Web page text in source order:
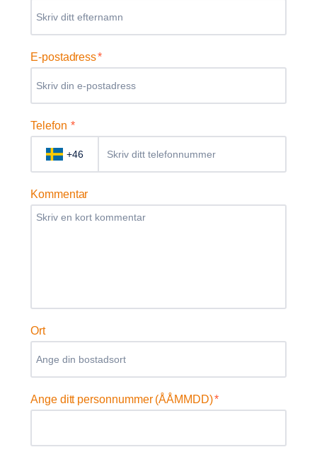
E-postadress*
+46
Telefon *
Kommentar
Ort
Ange ditt personnummer (ÅÅMMDD)*